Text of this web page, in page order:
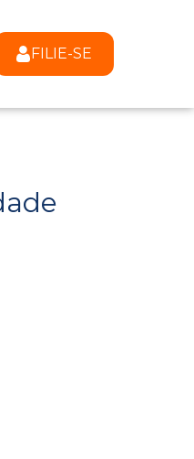
FILIE-SE